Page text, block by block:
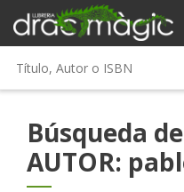
Búsqueda
AUTOR: